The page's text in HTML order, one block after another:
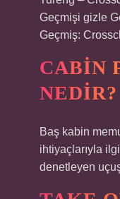
Geçmişi gizle
Geçmiş:
CABIN
NEDIR?
Baş kabin
ihtiyaçlarıyla
denetleyen